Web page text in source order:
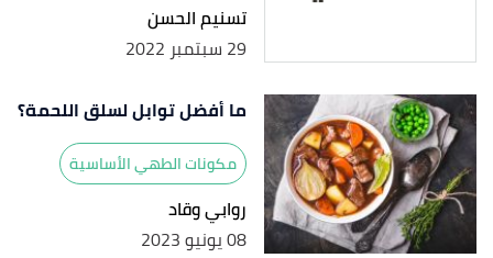
تسنيم الحسن
29 سبتمبر 2022
ما أفضل توابل لسلق اللحمة؟
مكونات الطهي الأساسية
روابي وقاد
08 يونيو 2023